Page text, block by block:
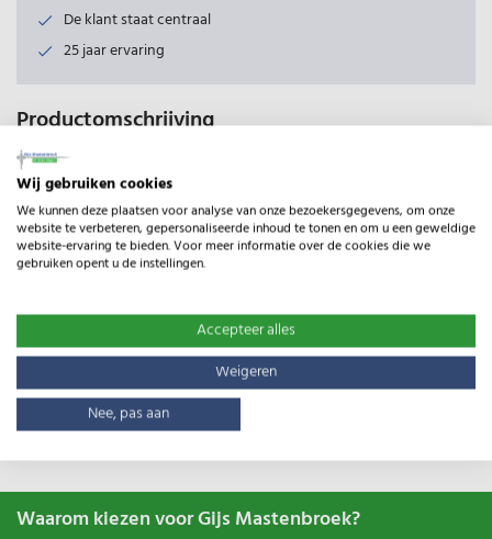
De klant staat centraal
25 jaar ervaring
Productomschrijving
Onbehandelde kastanje palen, vergrijzen op een natuurlijke
manier.
Kastanje palen vallen in duurzaamheidsklasse 2, door het
hoge looizuurgehalte hebben de palen een verwachte
levensduur van circa 8 tot 10 jaar.
Deze palen zijn 8 tot 10cm dik en 180cm lang, deze lengte
palen zijn geschikt voor gaas tot 120cm hoog.
Specificaties
Waarom kiezen voor Gijs Mastenbroek?
Wij gebruiken cookies
We kunnen deze plaatsen voor analyse van onze bezoekersgegevens, om onze
website te verbeteren, gepersonaliseerde inhoud te tonen en om u een geweldige
website-ervaring te bieden. Voor meer informatie over de cookies die we
gebruiken opent u de instellingen.
Accepteer alles
Weigeren
Nee, pas aan